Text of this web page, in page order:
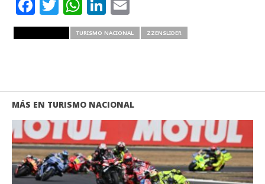
Facebook
Twitter
WhatsApp
LinkedIn
Email
TURISMO NACIONAL ZZENSLIDER
MÁS EN TURISMO NACIONAL